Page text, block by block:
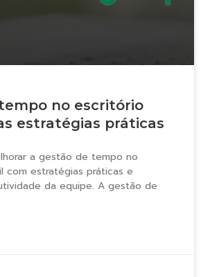
no escritório
estratégias práticas
a gestão de tempo no
com estratégias práticas e
da equipe. A gestão de